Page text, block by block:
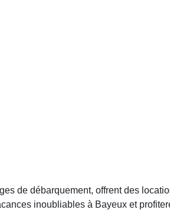
de débarquement, offrent des
inoubliables à Bayeux et